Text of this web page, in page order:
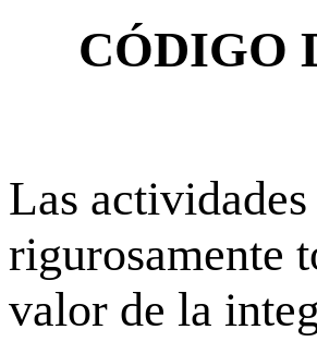
CÓDIGO
Las
rigurosamente
valor de la